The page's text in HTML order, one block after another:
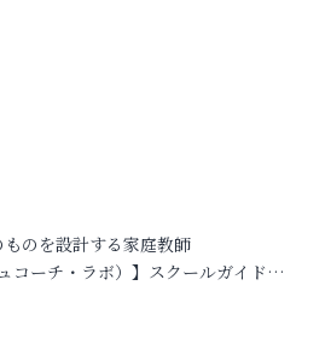
のを設計する家庭教師
コーチ・ラボ）】スクールガイド…